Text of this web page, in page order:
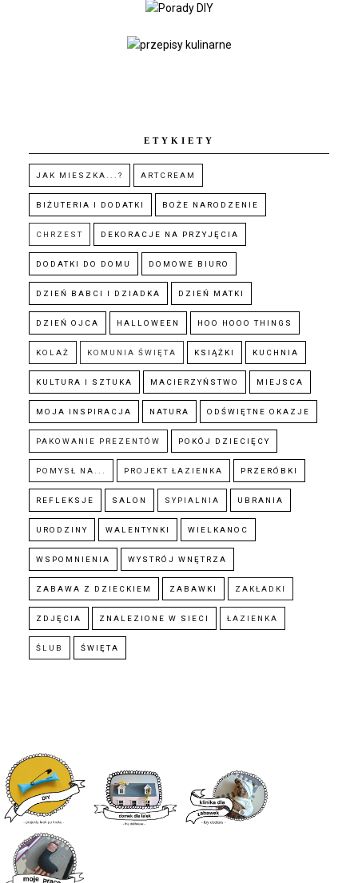
ETYKIETY
JAK MIESZKA...? ARTCREAM
BIŻUTERIA I DODATKI BOŻE NARODZENIE
CHRZEST DEKORACJE NA PRZYJĘCIA
DODATKI DO DOMU DOMOWE BIURO
DZIEŃ BABCI I DZIADKA DZIEŃ MATKI
DZIEŃ OJCA HALLOWEEN HOO HOOO THINGS
KOLAŻ KOMUNIA ŚWIĘTA KSIĄŻKI KUCHNIA
KULTURA I SZTUKA MACIERZYŃSTWO MIEJSCA
MOJA INSPIRACJA NATURA ODŚWIĘTNE OKAZJE
PAKOWANIE PREZENTÓW POKÓJ DZIECIĘCY
POMYSŁ NA... PROJEKT ŁAZIENKA PRZERÓBKI
REFLEKSJE SALON SYPIALNIA UBRANIA
URODZINY WALENTYNKI WIELKANOC
WSPOMNIENIA WYSTRÓJ WNĘTRZA
ZABAWA Z DZIECKIEM ZABAWKI ZAKŁADKI
ZDJĘCIA ZNALEZIONE W SIECI ŁAZIENKA
ŚLUB ŚWIĘTA